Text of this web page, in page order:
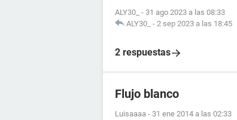
ALY30_ - 31 ago 2023 a las 08:33
ALY30_ - 2 sep 2023 a las 18:45
2 respuestas
Flujo blanco
Luisaaaa - 31 ene 2014 a las 02:33